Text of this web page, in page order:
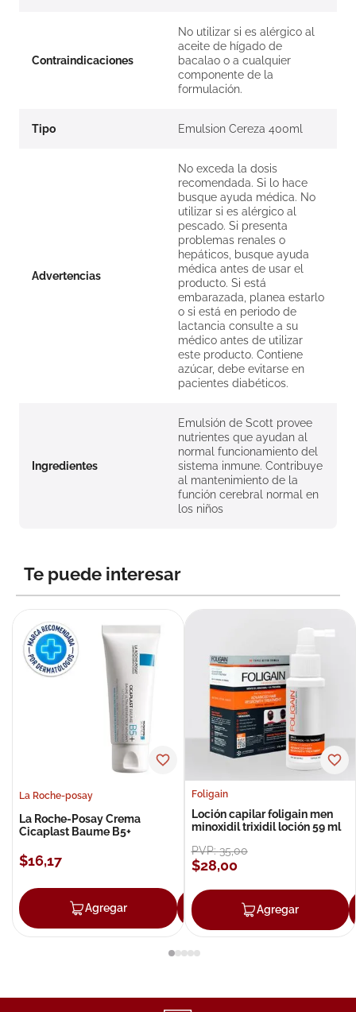
Contraindicaciones
No utilizar si es alérgico al
aceite de hígado de
bacalao o a cualquier
componente de la
formulación.
Tipo Emulsion Cereza 400ml
Advertencias
No exceda la dosis
recomendada. Si lo hace
busque ayuda médica. No
utilizar si es alérgico al
pescado. Si presenta
problemas renales o
hepáticos, busque ayuda
médica antes de usar el
producto. Si está
embarazada, planea estarlo
o si está en periodo de
lactancia consulte a su
médico antes de utilizar
este producto. Contiene
azúcar, debe evitarse en
pacientes diabéticos.
Ingredientes
Emulsión de Scott provee
nutrientes que ayudan al
normal funcionamiento del
sistema inmune. Contribuye
al mantenimiento de la
función cerebral normal en
los niños
Te puede interesar
La Roche-posay
La Roche-Posay Crema
Cicaplast Baume B5+
$16,17
Agregar Agregar
Foligain
Loción capilar foligain men
minoxidil trixidil loción 59 ml
PVP:35,00
$28,00
Agregar